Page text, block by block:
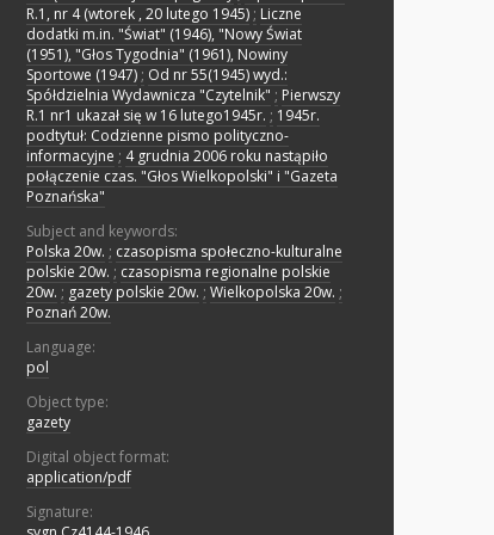
R.1, nr 4 (wtorek , 20 lutego 1945) ; Liczne
dodatki m.in. "Świat" (1946), "Nowy Świat
(1951), "Głos Tygodnia" (1961), Nowiny
Sportowe (1947) ; Od nr 55(1945) wyd.:
Spółdzielnia Wydawnicza "Czytelnik" ; Pierwszy
R.1 nr1 ukazał się w 16 lutego1945r. ; 1945r.
podtytuł: Codzienne pismo polityczno-
informacyjne ; 4 grudnia 2006 roku nastąpiło
połączenie czas. "Głos Wielkopolski" i "Gazeta
Poznańska"
Subject and keywords:
Polska 20w. ; czasopisma społeczno-kulturalne
polskie 20w. ; czasopisma regionalne polskie
20w. ; gazety polskie 20w. ; Wielkopolska 20w. ;
Poznań 20w.
Language:
pol
Object type:
gazety
Digital object format:
application/pdf
Signature: